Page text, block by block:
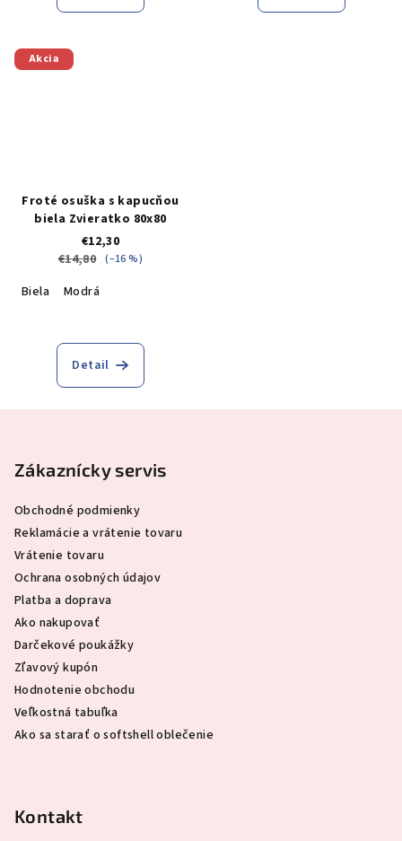
Akcia
Froté osuška s kapucňou
biela Zvieratko 80x80
€12,30
€14,80 (–16 %)
Biela Modrá
Detail
Zákaznícky servis
Obchodné podmienky
Reklamácie a vrátenie tovaru
Vrátenie tovaru
Ochrana osobných údajov
Platba a doprava
Ako nakupovať
Darčekové poukážky
Zľavový kupón
Hodnotenie obchodu
Veľkostná tabuľka
Ako sa starať o softshell oblečenie
Kontakt